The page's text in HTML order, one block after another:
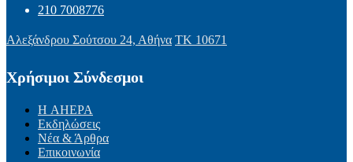
210 7008776
Αλεξάνδρου Σούτσου 24, Αθήνα ΤΚ 10671
Χρήσιμοι Σύνδεσμοι
Η AHEPA
Εκδηλώσεις
Νέα & Άρθρα
Επικοινωνία